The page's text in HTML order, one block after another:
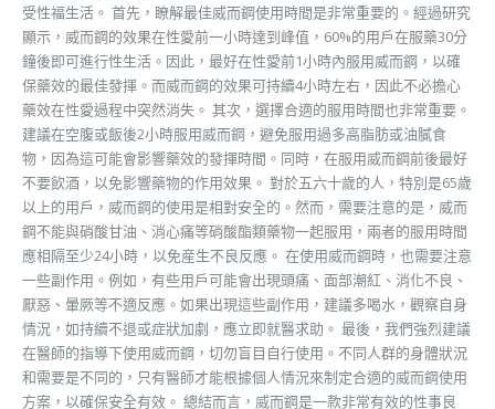
受性福生活。 首先，瞭解最佳威而鋼使用時間是非常重要的。經過研究
顯示，威而鋼的效果在性愛前一小時達到峰值，60%的用戶在服藥30分
鐘後即可進行性生活。因此，最好在性愛前1小時內服用威而鋼，以確
保藥效的最佳發揮。而威而鋼的效果可持續4小時左右，因此不必擔心
藥效在性愛過程中突然消失。 其次，選擇合適的服用時間也非常重要。
建議在空腹或飯後2小時服用威而鋼，避免服用過多高脂肪或油膩食
物，因為這可能會影響藥效的發揮時間。同時，在服用威而鋼前後最好
不要飲酒，以免影響藥物的作用效果。 對於五六十歲的人，特別是65歲
以上的用戶，威而鋼的使用是相對安全的。然而，需要注意的是，威而
鋼不能與硝酸甘油、消心痛等硝酸酯類藥物一起服用，兩者的服用時間
應相隔至少24小時，以免産生不良反應。 在使用威而鋼時，也需要注意
一些副作用。例如，有些用戶可能會出現頭痛、面部潮紅、消化不良、
厭惡、暈厥等不適反應。如果出現這些副作用，建議多喝水，觀察自身
情況，如持續不退或症狀加劇，應立即就醫求助。 最後，我們強烈建議
在醫師的指導下使用威而鋼，切勿盲目自行使用。不同人群的身體狀況
和需要是不同的，只有醫師才能根據個人情況來制定合適的威而鋼使用
方案，以確保安全有效。 總結而言，威而鋼是一款非常有效的性事良